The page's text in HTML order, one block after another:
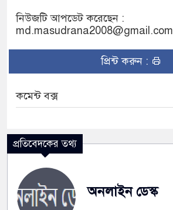
নিউজটি আপডেট করেছেন :
md.masudrana2008@gmail.com
প্রিন্ট করুন :
কমেন্ট বক্স
প্রতিবেদকের তথ্য
অনলাইন ডেস্ক